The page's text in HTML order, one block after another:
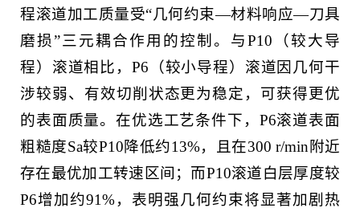
程滚道加工质量受“几何约束—材料响应—刀具
磨损”三元耦合作用的控制。与P10（较大导
程）滚道相比，P6（较小导程）滚道因几何干
涉较弱、有效切削状态更为稳定，可获得更优
的表面质量。在优选工艺条件下，P6滚道表面
粗糙度Sa较P10降低约13%，且在300 r/min附近
存在最优加工转速区间；而P10滚道白层厚度较
P6增加约91%，表明强几何约束将显著加剧热